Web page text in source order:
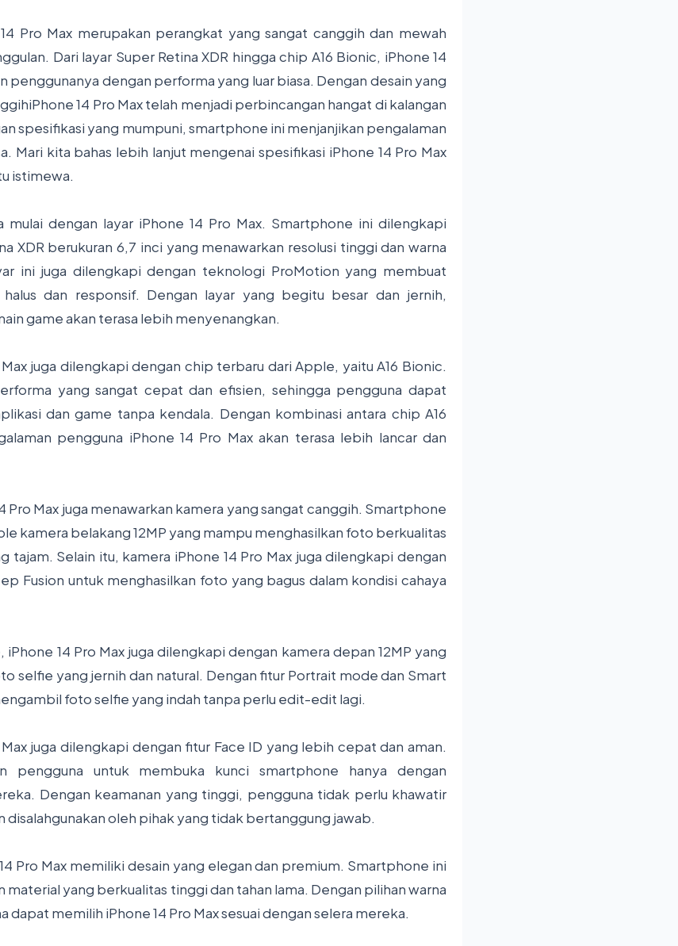
Pro Max merupakan perangkat yang sangat canggih dan mewah
Dari layar Super Retina XDR hingga chip A16 Bionic, iPhone 14
penggunanya dengan performa yang luar biasa. Dengan desain yang
14 Pro Max telah menjadi perbincangan hangat di kalangan
spesifikasi yang mumpuni, smartphone ini menjanjikan pengalaman
Mari kita bahas lebih lanjut mengenai spesifikasi iPhone 14 Pro Max
istimewa.
mulai dengan layar iPhone 14 Pro Max. Smartphone ini dilengkapi
XDR berukuran 6,7 inci yang menawarkan resolusi tinggi dan warna
ini juga dilengkapi dengan teknologi ProMotion yang membuat
dan responsif. Dengan layar yang begitu besar dan jernih,
game akan terasa lebih menyenangkan.
juga dilengkapi dengan chip terbaru dari Apple, yaitu A16 Bionic.
yang sangat cepat dan efisien, sehingga pengguna dapat
dan game tanpa kendala. Dengan kombinasi antara chip A16
pengguna iPhone 14 Pro Max akan terasa lebih lancar dan
Pro Max juga menawarkan kamera yang sangat canggih. Smartphone
kamera belakang 12MP yang mampu menghasilkan foto berkualitas
tajam. Selain itu, kamera iPhone 14 Pro Max juga dilengkapi dengan
Fusion untuk menghasilkan foto yang bagus dalam kondisi cahaya
14 Pro Max juga dilengkapi dengan kamera depan 12MP yang
selfie yang jernih dan natural. Dengan fitur Portrait mode dan Smart
foto selfie yang indah tanpa perlu edit-edit lagi.
juga dilengkapi dengan fitur Face ID yang lebih cepat dan aman.
pengguna untuk membuka kunci smartphone hanya dengan
Dengan keamanan yang tinggi, pengguna tidak perlu khawatir
disalahgunakan oleh pihak yang tidak bertanggung jawab.
Pro Max memiliki desain yang elegan dan premium. Smartphone ini
yang berkualitas tinggi dan tahan lama. Dengan pilihan warna
dapat memilih iPhone 14 Pro Max sesuai dengan selera mereka.